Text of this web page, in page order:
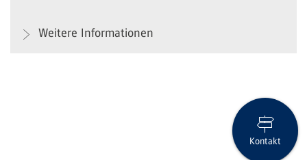
Weitere Informationen
Kontakt